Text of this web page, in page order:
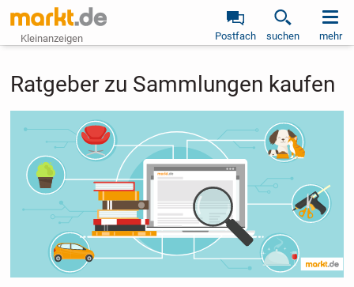
Kleinanzeigen Postfach suchen mehr
Ratgeber zu Sammlungen kaufen